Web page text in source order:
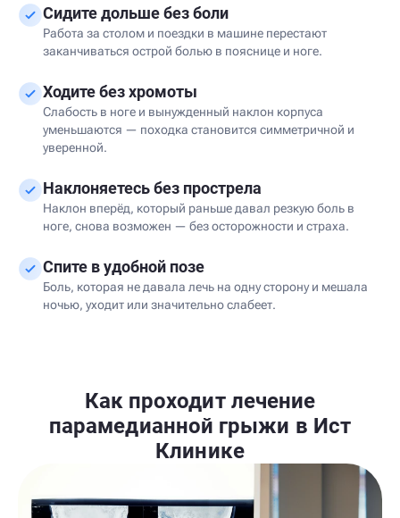
Сидите дольше без боли
Работа за столом и поездки в машине перестают
заканчиваться острой болью в пояснице и ноге.
Ходите без хромоты
Слабость в ноге и вынужденный наклон корпуса
уменьшаются — походка становится симметричной и
уверенной.
Наклоняетесь без прострела
Наклон вперёд, который раньше давал резкую боль в
ноге, снова возможен — без осторожности и страха.
Спите в удобной позе
Боль, которая не давала лечь на одну сторону и мешала
ночью, уходит или значительно слабеет.
Как проходит лечение
парамедианной грыжи в Ист
Клинике